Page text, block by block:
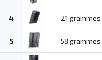
4 21 grammes
5 58 grammes